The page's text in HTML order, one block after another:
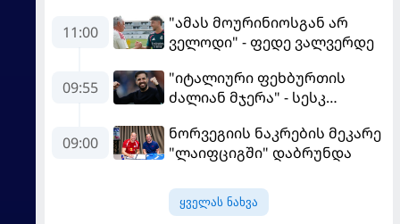
11:00
"ამას მოურინიოსგან არ
ველოდი" - ფედე ვალვერდე
09:55
"იტალიური ფეხბურთის
ძალიან მჯერა" - სესკ
09:00
ნორვეგიის ნაკრების მეკარე
"ლაიფციგში" დაბრუნდა
ყველას ნახვა